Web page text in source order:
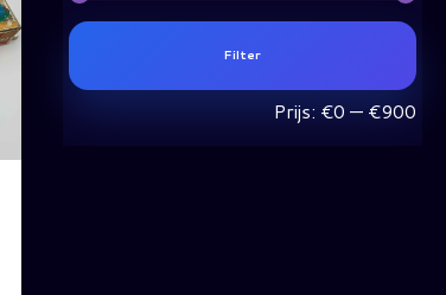
Filter
Prijs: €0 — €900